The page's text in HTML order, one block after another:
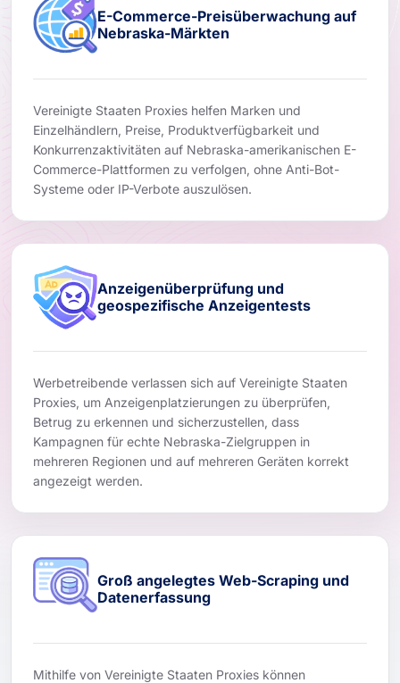
E-Commerce-Preisüberwachung auf
Nebraska-Märkten
Vereinigte Staaten Proxies helfen Marken und
Einzelhändlern, Preise, Produktverfügbarkeit und
Konkurrenzaktivitäten auf Nebraska-amerikanischen E-
Commerce-Plattformen zu verfolgen, ohne Anti-Bot-
Systeme oder IP-Verbote auszulösen.
Anzeigenüberprüfung und
geospezifische Anzeigentests
Werbetreibende verlassen sich auf Vereinigte Staaten
Proxies, um Anzeigenplatzierungen zu überprüfen,
Betrug zu erkennen und sicherzustellen, dass
Kampagnen für echte Nebraska-Zielgruppen in
mehreren Regionen und auf mehreren Geräten korrekt
angezeigt werden.
Groß angelegtes Web-Scraping und
Datenerfassung
Mithilfe von Vereinigte Staaten Proxies können